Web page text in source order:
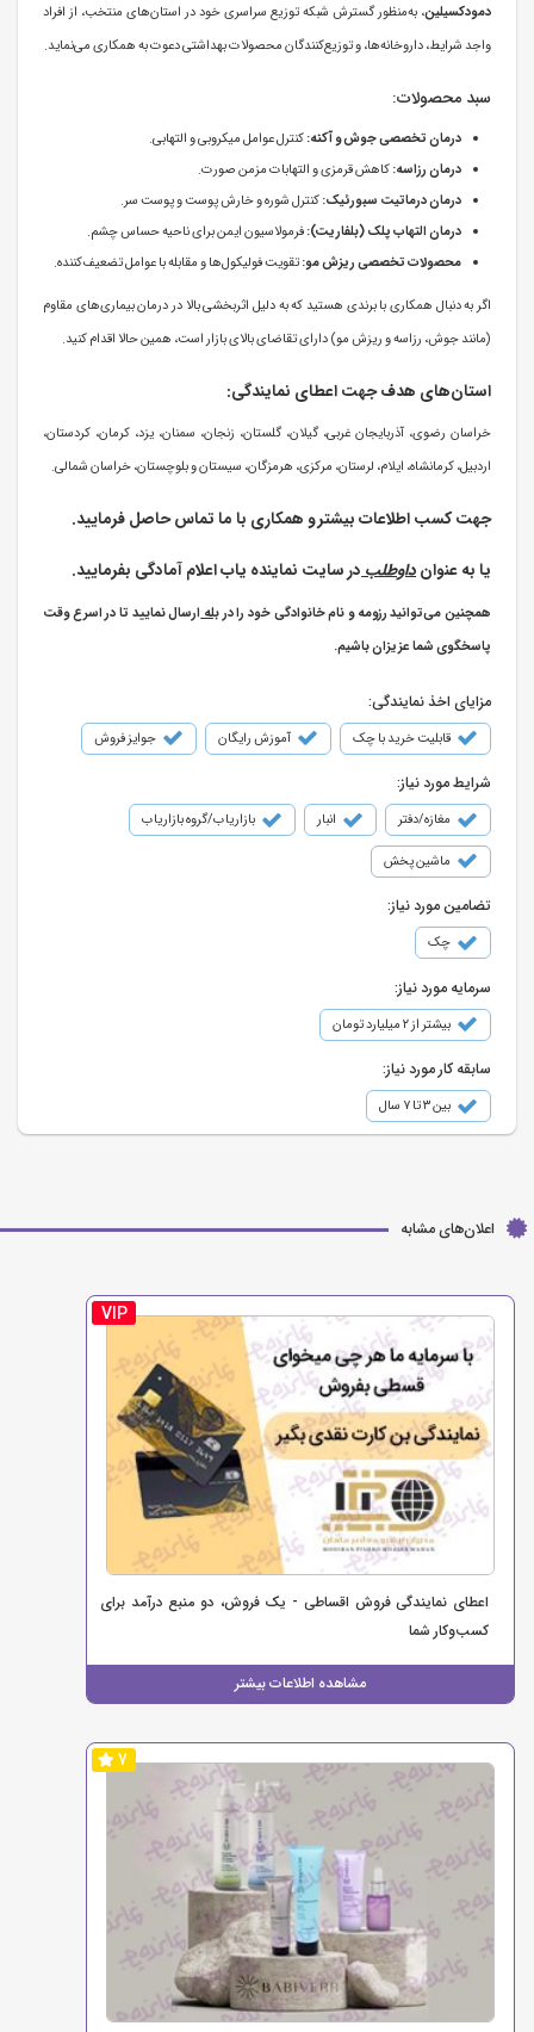
دمودکسیلین، به‌منظور گسترش شبکه توزیع سراسری خود در استان‌های منتخب، از افراد
واجد شرایط، داروخانه‌ها، و توزیع‌کنندگان محصولات بهداشتی دعوت به همکاری می‌نماید.
سبد محصولات:
درمان تخصصی جوش و آکنه:کنترل عوامل میکروبی و التهابی.
درمان رزاسه:کاهش قرمزی و التهابات مزمن صورت.
درمان درماتیت سبورئیک:کنترل شوره و خارش پوست و پوست سر.
درمان التهاب پلک (بلفاریت):فرمولاسیون ایمن برای ناحیه حساس چشم.
محصولات تخصصی ریزش مو:تقویت فولیکول‌ها و مقابله با عوامل تضعیف‌کننده.
اگر به دنبال همکاری با برندی هستید که به دلیل اثربخشی بالا در درمان بیماری‌های مقاوم
(مانند جوش، رزاسه و ریزش مو) دارای تقاضای بالای بازار است، همین حالا اقدام کنید.
استان‌های هدف جهت اعطای نمایندگی:
خراسان رضوی، آذربایجان غربی، گیلان، گلستان، زنجان، سمنان، یزد، کرمان، کردستان،
اردبیل، کرمانشاه، ایلام، لرستان، مرکزی، هرمزگان، سیستان و بلوچستان، خراسان شمالی.
جهت کسب اطلاعات بیشتر و همکاری با ما تماس حاصل فرمایید.
یا به عنوانداوطلبدر سایت نماینده یاب اعلام آمادگی بفرمایید.
همچنین می‌توانید رزومه و نام خانوادگی خود را دربلهارسال نمایید تا در اسرع وقت
پاسخگوی شما عزیزان باشیم.
مزایای اخذ نمایندگی:
قابلیت خرید با چک آموزش رایگان جوایز فروش
شرایط مورد نیاز:
مغازه/دفتر انبار بازاریاب/گروه بازاریاب
ماشین پخش
تضامین مورد نیاز:
چک
سرمایه مورد نیاز:
بیشتر از ۲ میلیارد تومان
سابقه کار مورد نیاز:
بین ۳ تا ۷ سال
اعلان‌های مشابه
VIP
اعطای نمایندگی فروش اقساطی - یک فروش، دو منبع درآمد برای
کسب‌وکار شما
مشاهده اطلاعات بیشتر
7